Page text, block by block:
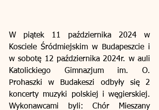
W piątek 11 października 2024 w
Kosciele Śródmiejskim w Budapeszcie i
w sobotę 12 października 2024r. w auli
Katolickiego Gimnazjum im. O.
Prohaszki w Budakeszi odbyły się 2
koncerty muzyki polskiej i węgierskiej.
Wykonawcami byli: Chór Mieszany